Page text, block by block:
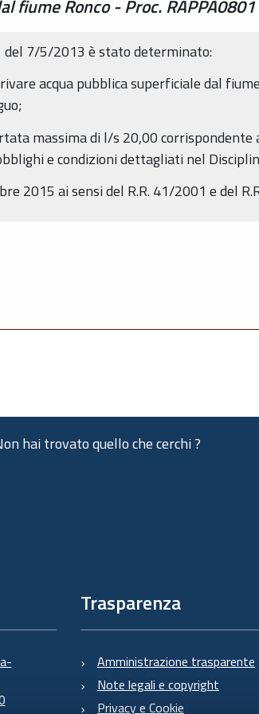
fiume Ronco - Proc. RAPPA0801
del 7/5/2013 è stato determinato:
acqua pubblica superficiale dal
massima di l/s 20,00 corrispondente
e condizioni dettagliati nel
2015 ai sensi del R.R. 41/2001 e del
hai trovato quello che cerchi ?
Trasparenza
Amministrazione trasparente
Note legali e copyright
Privacy e Cookie